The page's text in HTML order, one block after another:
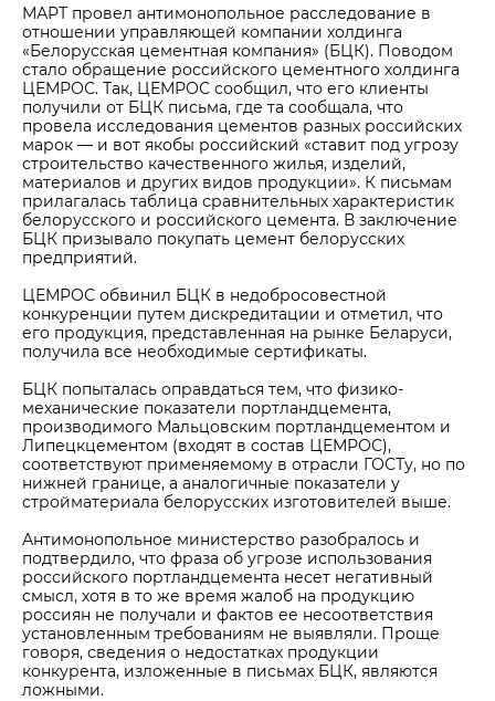
МАРТ провел антимонопольное расследование в
отношении управляющей компании холдинга
«Белорусская цементная компания» (БЦК). Поводом
стало обращение российского цементного холдинга
ЦЕМРОС. Так, ЦЕМРОС сообщил, что его клиенты
получили от БЦК письма, где та сообщала, что
провела исследования цементов разных российских
марок — и вот якобы российский «ставит под угрозу
строительство качественного жилья, изделий,
материалов и других видов продукции». К письмам
прилагалась таблица сравнительных характеристик
белорусского и российского цемента. В заключение
БЦК призывало покупать цемент белорусских
предприятий.
ЦЕМРОС обвинил БЦК в недобросовестной
конкуренции путем дискредитации и отметил, что
его продукция, представленная на рынке Беларуси,
получила все необходимые сертификаты.
БЦК попыталась оправдаться тем, что физико-
механические показатели портландцемента,
производимого Мальцовским портландцементом и
Липецкцементом (входят в состав ЦЕМРОС),
соответствуют применяемому в отрасли ГОСТу, но по
нижней границе, а аналогичные показатели у
стройматериала белорусских изготовителей выше.
Антимонопольное министерство разобралось и
подтвердило, что фраза об угрозе использования
российского портландцемента несет негативный
смысл, хотя в то же время жалоб на продукцию
россиян не получали и фактов ее несоответствия
установленным требованиям не выявляли. Проще
говоря, сведения о недостатках продукции
конкурента, изложенные в письмах БЦК, являются
ложными.